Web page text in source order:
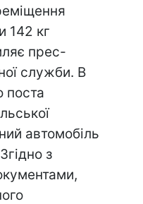
142 кг
прес-
служби. В
поста
автомобіль
з